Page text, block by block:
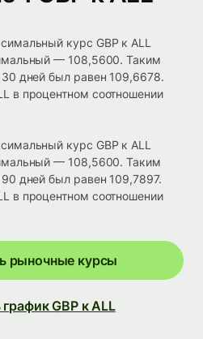
курс GBP к ALL
— 108,5600. Таким
дней был равен 109,6678.
в процентном соотношении
курс GBP к ALL
— 108,5600. Таким
дней был равен 109,7897.
в процентном соотношении
рыночные курсы
GBP к ALL